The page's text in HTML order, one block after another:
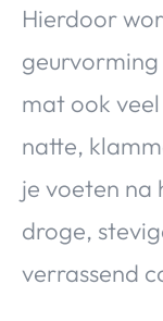
Hierdoor
mat ook
natte,
je voeten na
droge,
verrassend